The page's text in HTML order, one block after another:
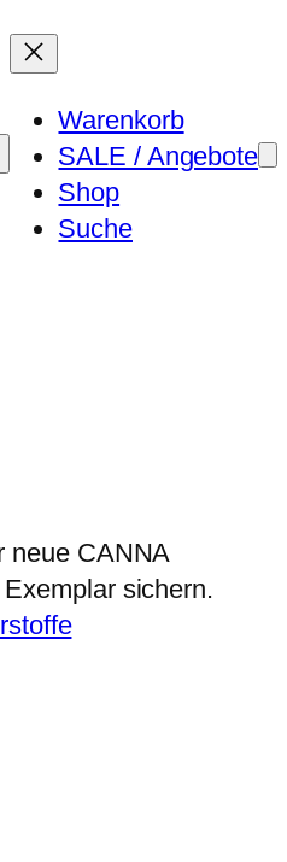
Warenkorb
SALE / Angebote
Shop
Suche
neue CANNA
sichern.